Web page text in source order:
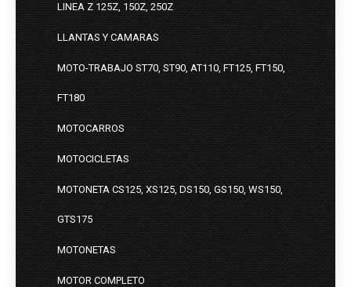
LINEA Z 125Z, 150Z, 250Z
LLANTAS Y CAMARAS
MOTO-TRABAJO ST70, ST90, AT110, FT125, FT150,
FT180
MOTOCARROS
MOTOCICLETAS
MOTONETA CS125, XS125, DS150, GS150, WS150,
GTS175
MOTONETAS
MOTOR COMPLETO